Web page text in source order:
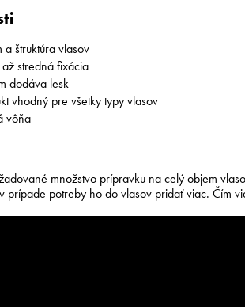
a štruktúra vlasov
stredná fixácia
dodáva lesk
vhodný pre všetky typy vlasov
vôňa
množstvo prípravku na celý objem
prípade potreby ho do vlasov pridať viac. Čím